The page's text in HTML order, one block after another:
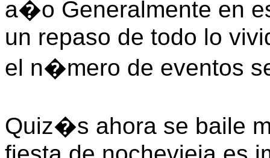
a�o Generalmente en
un repaso de todo lo
el n�mero de eventos
Quiz�s ahora se baile